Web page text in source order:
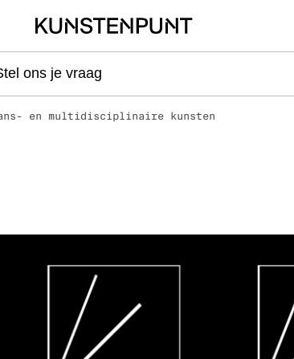
ons je vraag
Trans- en multidisciplinaire kunsten